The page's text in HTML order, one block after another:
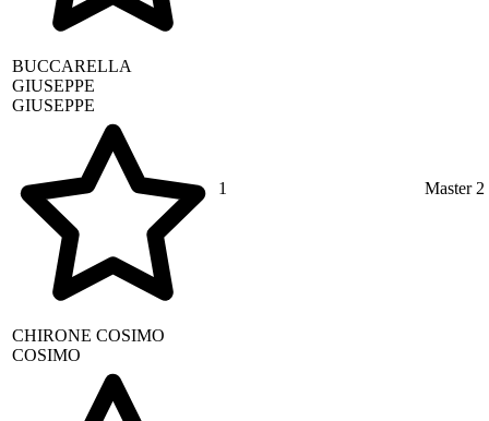
BUCCARELLA
GIUSEPPE
GIUSEPPE
1 Master 2
CHIRONE COSIMO
COSIMO